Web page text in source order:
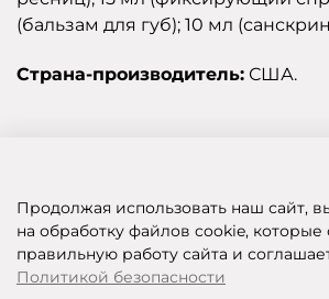
(бальзам для губ); 10 мл
Страна-производитель: США.
SHOP OF BEAUTY - МУЛЬТИБРЕНДОВЫЙ
Продолжая использовать наш сайт,
на обработку файлов cookie,
правильную работу сайта и
Политикой безопасности